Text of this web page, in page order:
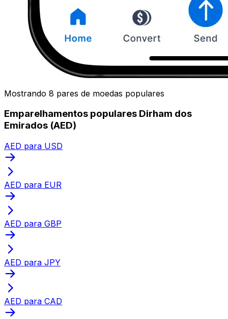
Mostrando 8 pares de moedas populares
Emparelhamentos populares Dirham dos
Emirados (AED)
AED para USD
AED para EUR
AED para GBP
AED para JPY
AED para CAD